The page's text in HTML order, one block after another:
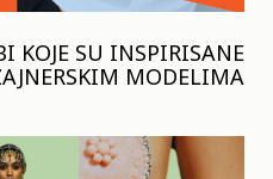
KOJE SU INSPIRISANE
MODELIMA